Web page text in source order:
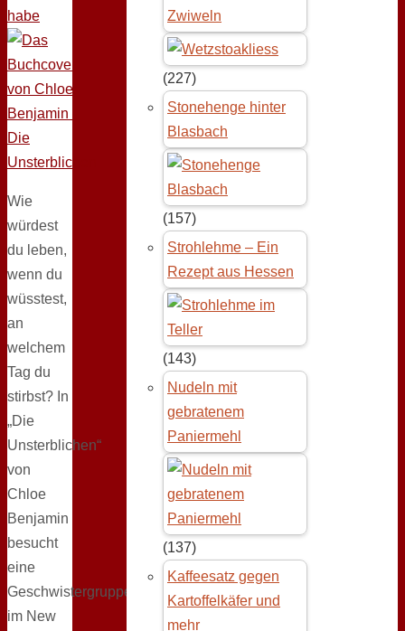
habe
Wie
würdest
du leben,
wenn du
wüsstest,
an
welchem
Tag du
stirbst? In
„Die
Unsterblichen“
von
Chloe
Benjamin
besucht
eine
Geschwistergruppe
im New
Zwiweln
(227)
Stonehenge hinter
Blasbach
(157)
Strohlehme – Ein
Rezept aus Hessen
(143)
Nudeln mit
gebratenem
Paniermehl
(137)
Kaffeesatz gegen
Kartoffelkäfer und
mehr